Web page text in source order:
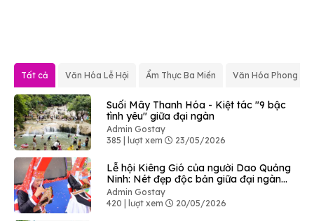
Tất cả Văn Hóa Lễ Hội Ẩm Thực Ba Miền Văn Hóa Phong
Suối Mây Thanh Hóa - Kiệt tác "9 bậc
tình yêu" giữa đại ngàn
Admin Gostay
385 | lượt xem
23/05/2026
Lễ hội Kiêng Gió của người Dao Quảng
Ninh: Nét đẹp độc bản giữa đại ngàn
Bình Liêu
Admin Gostay
420 | lượt xem
20/05/2026